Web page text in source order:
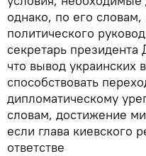
однако, по его словам,
политического
секретарь
что вывод украинских
способствовать
дипломатическому
словам, достижение
если глава киевского
ответстве